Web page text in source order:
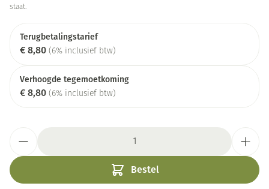
staat.
Terugbetalingstarief
€ 8,80 (6% inclusief btw)
Verhoogde tegemoetkoming
€ 8,80 (6% inclusief btw)
Bestel